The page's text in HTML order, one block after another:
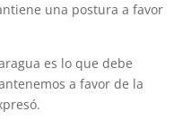
una postura a favor
es lo que debe
a favor de la